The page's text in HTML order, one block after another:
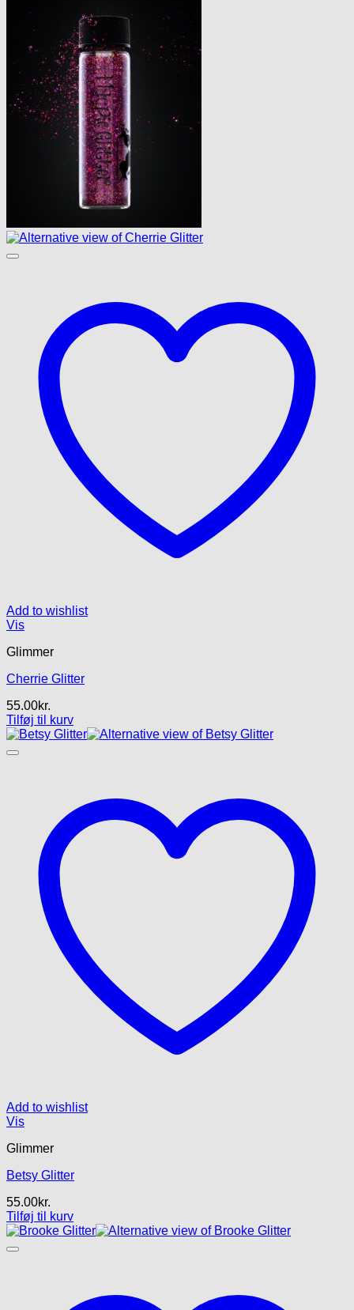
Add to wishlist
Vis
Glimmer
Cherrie Glitter
55.00kr.
Tilføj til kurv
Add to wishlist
Vis
Glimmer
Betsy Glitter
55.00kr.
Tilføj til kurv